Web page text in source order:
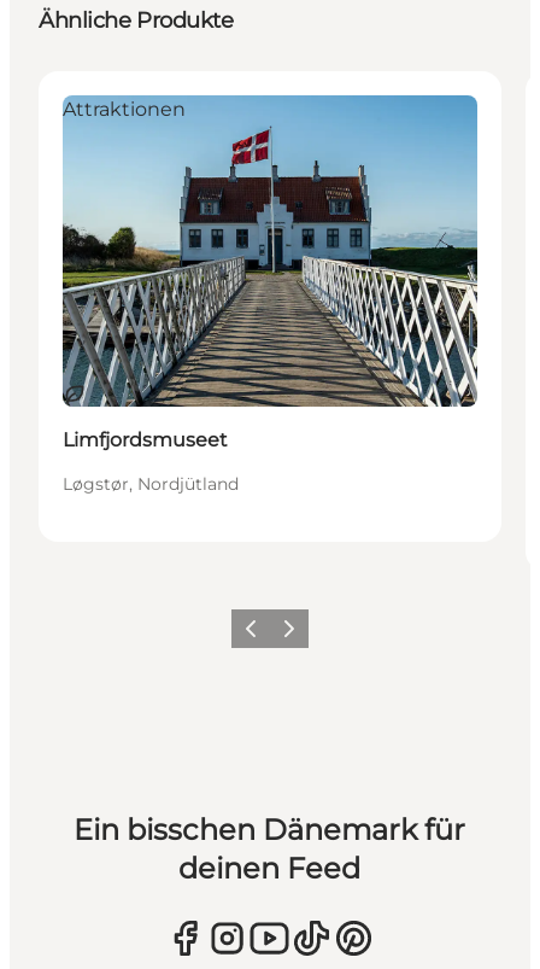
Ähnliche Produkte
Nachhaltig
Attraktionen
Limfjordsmuseet
Løgstør, Nordjütland
ZurückWeiter
Ein bisschen Dänemark für
deinen Feed